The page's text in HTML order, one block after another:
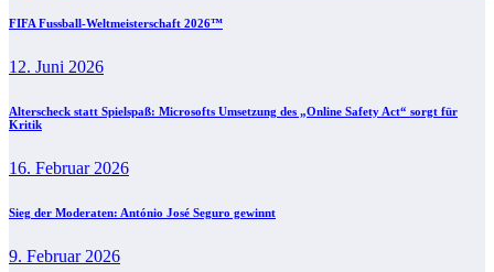
FIFA Fussball-Weltmeisterschaft 2026™
12. Juni 2026
Alterscheck statt Spielspaß: Microsofts Umsetzung des „Online Safety Act“ sorgt für
Kritik
16. Februar 2026
Sieg der Moderaten: António José Seguro gewinnt
9. Februar 2026